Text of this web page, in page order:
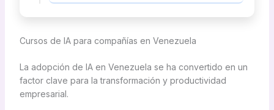
Cursos de IA para compañías en Venezuela
La adopción de IA en Venezuela se ha convertido en un
factor clave para la transformación y productividad
empresarial.